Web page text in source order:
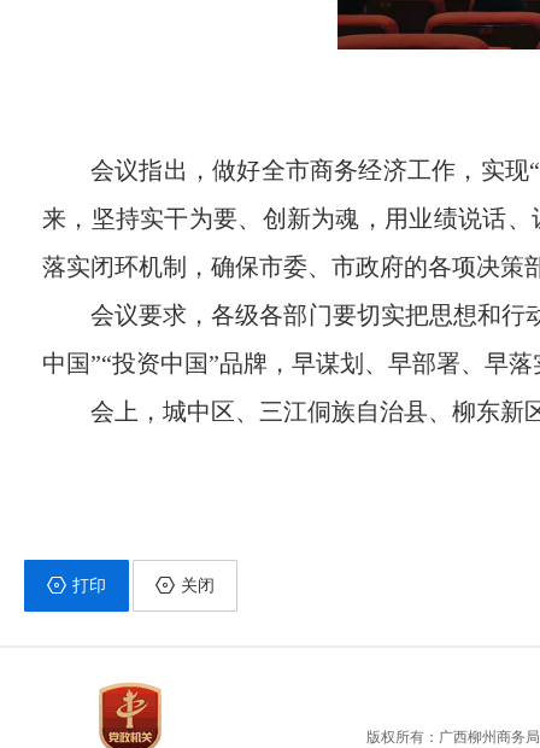
会议指出，做好全市商务经济工作，实
来，坚持实干为要、创新为魂，用业绩说话
落实闭环机制，确保市委、市政府的各项决策
会议要求，各级各部门要切实把思想和行
中国”“投资中国”品牌，早谋划、早部署、早
会上，城中区、三江侗族自治县、柳东新
打印 关闭
版权所有：广西柳州商务局